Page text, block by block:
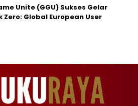
Unite (GGU) Sukses Gelar
Zero: Global European User